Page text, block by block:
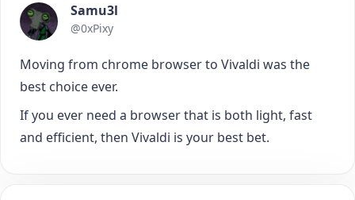
Samu3l
@0xPixy
Moving from chrome browser to Vivaldi was the
best choice ever.
If you ever need a browser that is both light, fast
and efficient, then Vivaldi is your best bet.